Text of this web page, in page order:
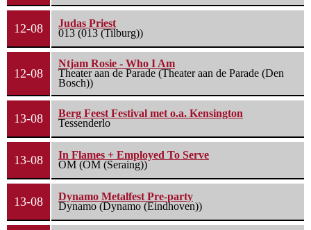
12-08
Judas Priest
013 (013 (Tilburg))
12-08
Ntjam Rosie - Who I Am
Theater aan de Parade (Theater aan de Parade (Den
Bosch))
13-08
Berg Feest Festival met o.a. Kensington
Tessenderlo
13-08
In Flames + Employed To Serve
OM (OM (Seraing))
13-08
Dynamo Metalfest Pre-party
Dynamo (Dynamo (Eindhoven))